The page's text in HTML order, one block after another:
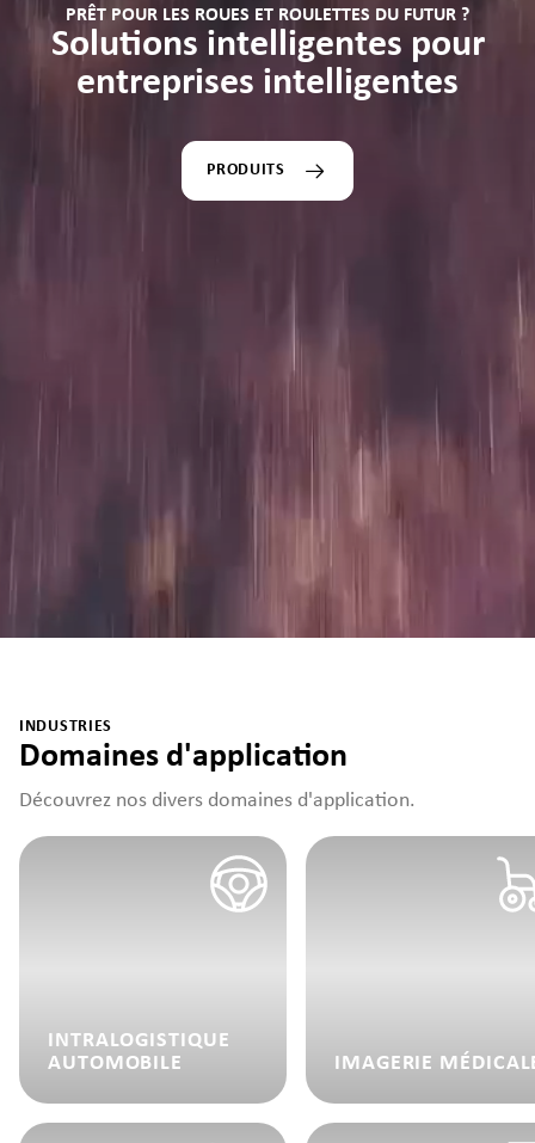
PRÊT POUR LES ROUES ET ROULETTES DU FUTUR ?
Solutions intelligentes pour
entreprises intelligentes
PRODUITS
INDUSTRIES
Domaines d'application
Découvrez nos divers domaines d'application.
INTRALOGISTIQUE
AUTOMOBILE
IMAGERIE